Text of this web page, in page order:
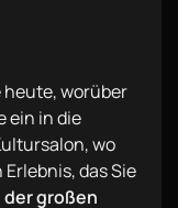
heute, worüber
ein in die
wo
das Sie
großen